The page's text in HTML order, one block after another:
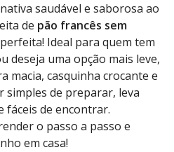
saudável e saborosa ao
de pão francês sem
Ideal para quem tem
deseja uma opção mais leve,
macia, casquinha crocante e
simples de preparar, leva
fáceis de encontrar.
o passo a passo e
em casa!